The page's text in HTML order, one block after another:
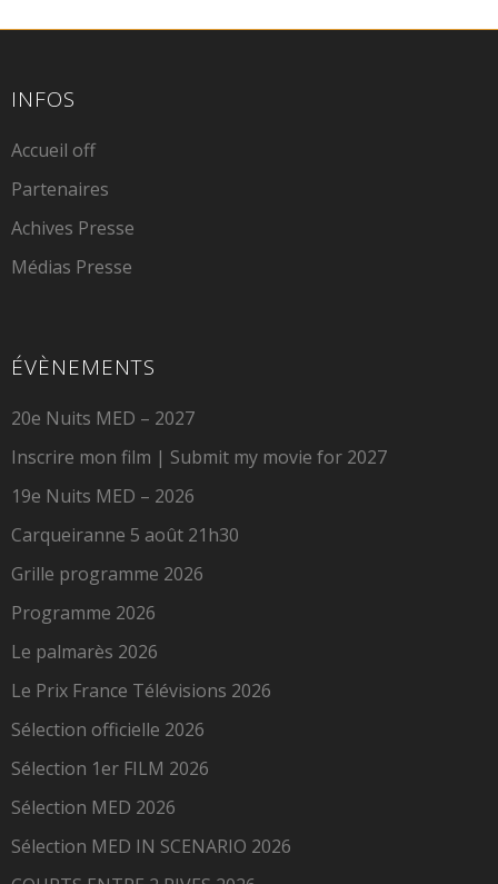
INFOS
Accueil off
Partenaires
Achives Presse
Médias Presse
ÉVÈNEMENTS
20e Nuits MED – 2027
Inscrire mon film | Submit my movie for 2027
19e Nuits MED – 2026
Carqueiranne 5 août 21h30
Grille programme 2026
Programme 2026
Le palmarès 2026
Le Prix France Télévisions 2026
Sélection officielle 2026
Sélection 1er FILM 2026
Sélection MED 2026
Sélection MED IN SCENARIO 2026